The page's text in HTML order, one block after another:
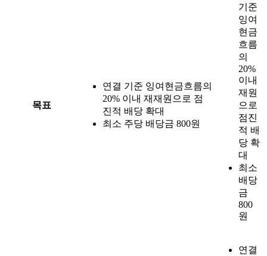
목표
연결 기준 잉여현금흐름의
20% 이내 재재원으로 점
진적 배당 확대
최소 주당 배당금 800원
기준
잉여
현금
흐름
의
20%
이내
재원
으로
점진
적 배
당 확
대
최소
배당
금
800
원
연결